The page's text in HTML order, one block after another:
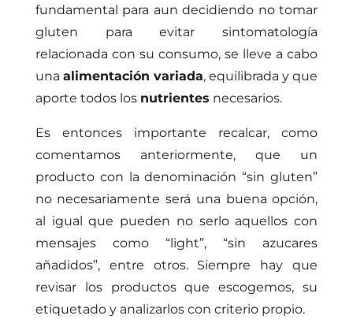
fundamental para aun decidiendo no tomar
gluten para evitar sintomatología
relacionada con su consumo, se lleve a cabo
una alimentación variada, equilibrada y que
aporte todos los nutrientes necesarios.
Es entonces importante recalcar, como
comentamos anteriormente, que un
producto con la denominación “sin gluten”
no necesariamente será una buena opción,
al igual que pueden no serlo aquellos con
mensajes como “light”, “sin azucares
añadidos”, entre otros. Siempre hay que
revisar los productos que escogemos, su
etiquetado y analizarlos con criterio propio.